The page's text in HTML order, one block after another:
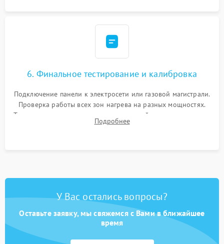
6. Финальное тестирование и калибровка
Подключение панели к электросети или газовой магистрали.
Проверка работы всех зон нагрева на разных мощностях.
Тестирование сенсорного управления, таймера, индикаторов
остаточного тепла и систем защиты от перегрева.
Подробнее
У Вас остались вопросы?
Оставьте заявку, мы свяжемся с Вами в ближайшее
время